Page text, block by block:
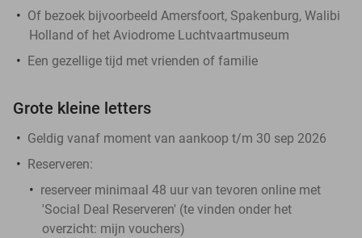
Of bezoek bijvoorbeeld Amersfoort, Spakenburg, Walibi
Holland of het Aviodrome Luchtvaartmuseum
Een gezellige tijd met vrienden of familie
Grote kleine letters
Geldig vanaf moment van aankoop t/m 30 sep 2026
Reserveren:
reserveer minimaal 48 uur van tevoren online met
'Social Deal Reserveren' (te vinden onder het
overzicht: mijn vouchers)